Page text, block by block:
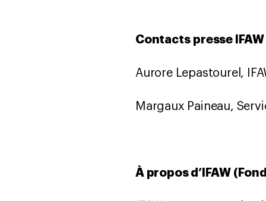
Contacts presse
Aurore Lepastourel,
Margaux Paineau,
À propos d’IFAW